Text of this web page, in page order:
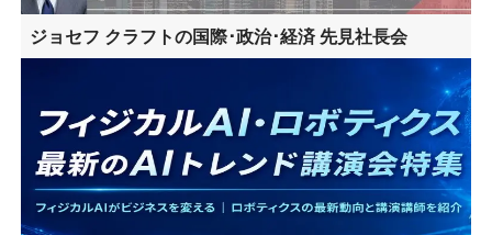
ジョセフ クラフトの国際･政治･経済 先見社長会